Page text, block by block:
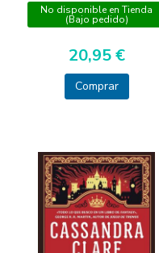
No disponible en Tienda
(Bajo pedido)
20,95 €
Comprar